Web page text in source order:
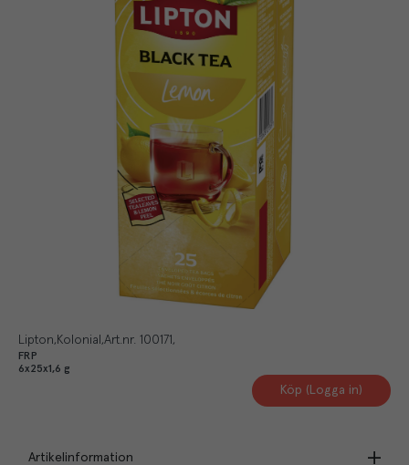
Lipton Kolonial Art.nr. 100171
FRP
6x25x1,6 g
Köp (Logga in)
Artikelinformation